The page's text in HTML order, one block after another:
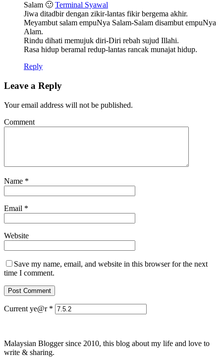
Salam 🙂 Terminal Syawal
Jiwa ditadbir dengan zikir-lantas fikir bergema akhir.
Meyambut salam empuNya Salam-Salam disambut empuNya
Alam.
Rindu dihati memujuk diri-Diri rebah sujud Illahi.
Rasa hidup beramal redup-lantas rancak munajat hidup.
Reply
Leave a Reply
Your email address will not be published.
Comment
Name *
Email *
Website
Save my name, email, and website in this browser for the next
time I comment.
Current ye@r *
Malaysian Blogger since 2010, this blog about my life and love to
write & sharing.